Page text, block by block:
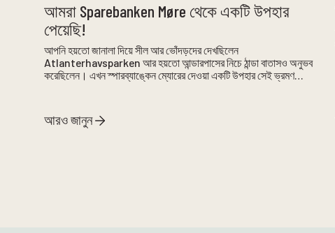
আমরা Sparebanken Møre থেকে একটি উপহার
পেয়েছি!
আপনি হয়তো জানালা দিয়ে সীল আর ভোঁদড়দের দেখছিলেন
Atlanterhavsparken আর হয়তো আন্ডারপাসের নিচে ঠান্ডা বাতাসও অনুভব
করেছিলেন। এখন স্পারব্যাঙ্কেন ম্যোরের দেওয়া একটি উপহার সেই ভ্রমণকে
আরও জানুন